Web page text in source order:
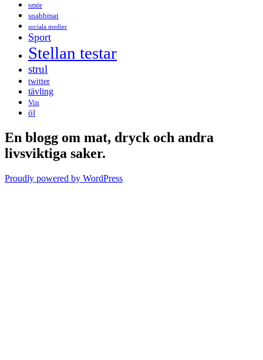
smör
snabbmat
sociala medier
Sport
Stellan testar
strul
twitter
tävling
Vin
öl
En blogg om mat, dryck och andra
livsviktiga saker.
Proudly powered by WordPress